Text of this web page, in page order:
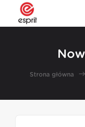
Strona główna